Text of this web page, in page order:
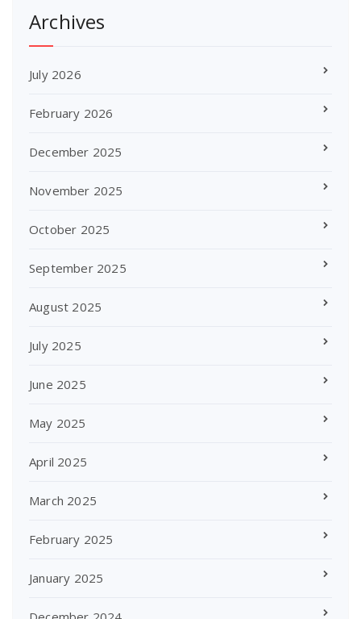
Archives
July 2026
February 2026
December 2025
November 2025
October 2025
September 2025
August 2025
July 2025
June 2025
May 2025
April 2025
March 2025
February 2025
January 2025